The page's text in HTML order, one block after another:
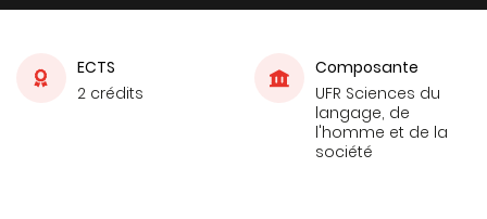
ECTS
2 crédits
Composante
UFR Sciences du
langage, de
l'homme et de la
société